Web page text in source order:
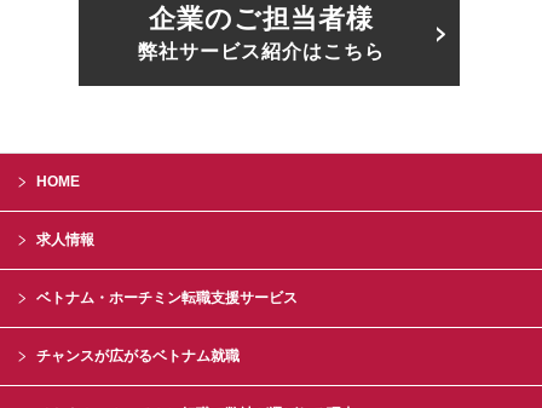
企業のご担当者様
弊社サービス紹介はこちら
HOME
求人情報
ベトナム・ホーチミン転職支援サービス
チャンスが広がるベトナム就職